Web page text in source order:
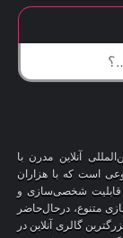
آنلاین مدرن با
است که با هزاران
قابلیت شخصی‌سازی و
متنوع، درحال‌حاضر
گالری آنلاین در